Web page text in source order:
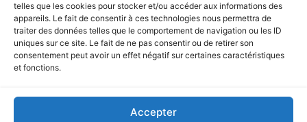
telles que les cookies pour stocker et/ou accéder aux informations des
appareils. Le fait de consentir à ces technologies nous permettra de
traiter des données telles que le comportement de navigation ou les ID
uniques sur ce site. Le fait de ne pas consentir ou de retirer son
consentement peut avoir un effet négatif sur certaines caractéristiques
et fonctions.
Accepter
Vidéo de Présentation
Aucune vidéo disponible.